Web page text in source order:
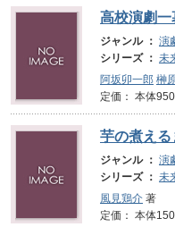
高校演劇
ジャンル ： 演
シリーズ ： 未
阿坂卯一郎 榊
定価： 本体
芋の煮える
ジャンル ： 演
シリーズ ： 未
風見鶏介 著
定価： 本体